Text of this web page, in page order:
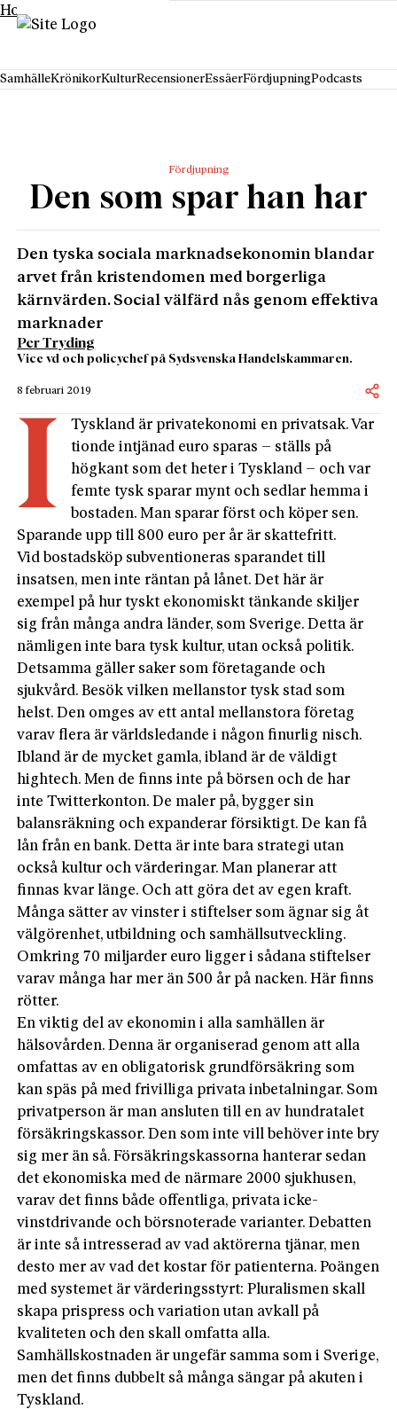
Hoppa till innehåll
SamhälleKrönikorKulturRecensionerEssäerFördjupningPodcasts
Fördjupning
Den som spar han har
Den tyska sociala marknadsekonomin blandar
arvet från kristendomen med borgerliga
kärnvärden. Social välfärd nås genom effektiva
marknader
Per Tryding
Vice vd och policychef på Sydsvenska Handelskammaren.
8 februari 2019
I
Tyskland är privatekonomi en privatsak. Var
tionde intjänad euro sparas – ställs på
högkant som det heter i Tyskland – och var
femte tysk sparar mynt och sedlar hemma i
bostaden. Man sparar först och köper sen.
Sparande upp till 800 euro per år är skattefritt.
Vid bostadsköp subventioneras sparandet till
insatsen, men inte räntan på lånet. Det här är
exempel på hur tyskt ekonomiskt tänkande skiljer
sig från många andra länder, som Sverige. Detta är
nämligen inte bara tysk kultur, utan också politik.
Detsamma gäller saker som företagande och
sjukvård. Besök vilken mellanstor tysk stad som
helst. Den omges av ett antal mellanstora företag
varav flera är världsledande i någon finurlig nisch.
Ibland är de mycket gamla, ibland är de väldigt
hightech. Men de finns inte på börsen och de har
inte Twitterkonton. De maler på, bygger sin
balansräkning och expanderar försiktigt. De kan få
lån från en bank. Detta är inte bara strategi utan
också kultur och värderingar. Man planerar att
finnas kvar länge. Och att göra det av egen kraft.
Många sätter av vinster i stiftelser som ägnar sig åt
välgörenhet, utbildning och samhällsutveckling.
Omkring 70 miljarder euro ligger i sådana stiftelser
varav många har mer än 500 år på nacken. Här finns
rötter.
En viktig del av ekonomin i alla samhällen är
hälsovården. Denna är organiserad genom att alla
omfattas av en obligatorisk grundförsäkring som
kan späs på med frivilliga privata inbetalningar. Som
privatperson är man ansluten till en av hundratalet
försäkringskassor. Den som inte vill behöver inte bry
sig mer än så. Försäkringskassorna hanterar sedan
det ekonomiska med de närmare 2000 sjukhusen,
varav det finns både offentliga, privata icke-
vinstdrivande och börsnoterade varianter. Debatten
är inte så intresserad av vad aktörerna tjänar, men
desto mer av vad det kostar för patienterna. Poängen
med systemet är värderingsstyrt: Pluralismen skall
skapa prispress och variation utan avkall på
kvaliteten och den skall omfatta alla.
Samhällskostnaden är ungefär samma som i Sverige,
men det finns dubbelt så många sängar på akuten i
Tyskland.